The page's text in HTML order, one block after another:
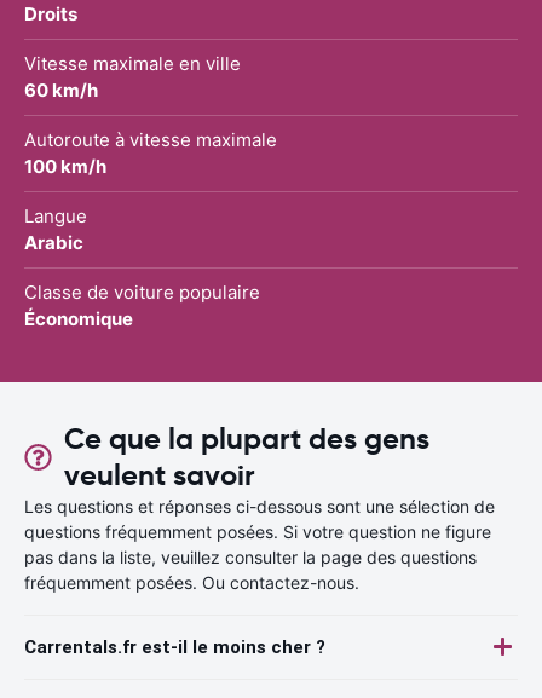
Droits
Vitesse maximale en ville
60 km/h
Autoroute à vitesse maximale
100 km/h
Langue
Arabic
Classe de voiture populaire
Économique
Ce que la plupart des gens
veulent savoir
Les questions et réponses ci-dessous sont une sélection de
questions fréquemment posées. Si votre question ne figure
pas dans la liste, veuillez consulter la page des questions
fréquemment posées. Ou contactez-nous.
Carrentals.fr est-il le moins cher ?